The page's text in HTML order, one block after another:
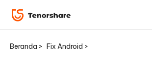
Beranda > Fix Android >